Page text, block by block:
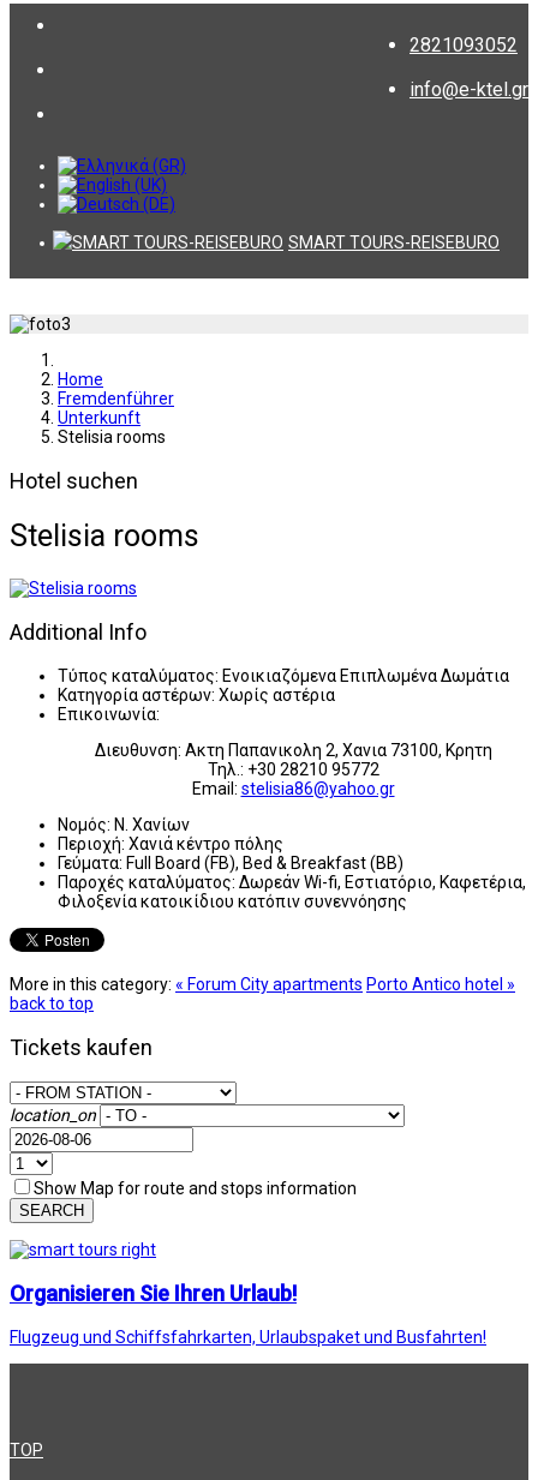
2821093052
info@e-ktel.gr
SMART TOURS-REISEBURO
Home
Fremdenführer
Unterkunft
Stelisia rooms
Hotel suchen
Stelisia rooms
Additional Info
Τύπος καταλύματος: Ενοικιαζόμενα Επιπλωμένα Δωμάτια
Κατηγορία αστέρων: Χωρίς αστέρια
Επικοινωνία:
Διευθυνση: Ακτη Παπανικολη 2, Χανια 73100, Κρητη
Τηλ.: +30 28210 95772
Email: stelisia86@yahoo.gr
Νομός: Ν. Χανίων
Περιοχή: Χανιά κέντρο πόλης
Γεύματα: Full Board (FB), Bed & Breakfast (BB)
Παροχές καταλύματος: Δωρεάν Wi-fi, Εστιατόριο, Καφετέρια,
Φιλοξενία κατοικίδιου κατόπιν συνεννόησης
More in this category: « Forum City apartments Porto Antico hotel »
back to top
Tickets kaufen
location_on
Show Map for route and stops information
SEARCH
Organisieren Sie Ihren Urlaub!
Flugzeug und Schiffsfahrkarten, Urlaubspaket und Busfahrten!
TOP